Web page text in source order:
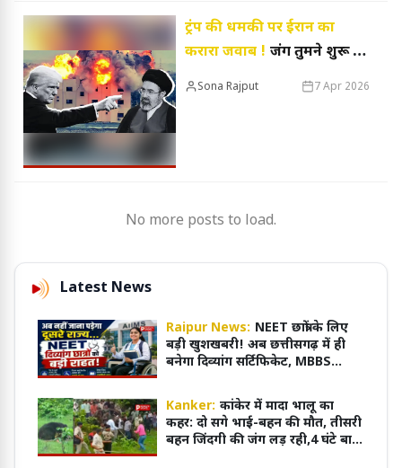
ट्रंप की धमकी पर ईरान का
करारा जवाब ! जंग तुमने शुरू की
तो खत्म नहीं कर पाओगे, बढ़ा
Sona Rajput 7 Apr 2026
No more posts to load.
Latest News
Raipur News: NEET छात्रों के लिए
बड़ी खुशखबरी! अब छत्तीसगढ़ में ही
बनेगा दिव्यांग सर्टिफिकेट, MBBS
Kanker: कांकेर में मादा भालू का
कहर: दो सगे भाई-बहन की मौत, तीसरी
बहन जिंदगी की जंग लड़ रही,4 घंटे बाद